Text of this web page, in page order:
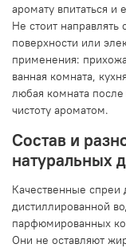
аромату впитаться и
Не стоит
поверхности или
применения:
ванная комната,
любая комната
чистоту ароматом.
Состав и
натуральных
Качественные спреи
дистиллированной
парфюмированных
Они не оставляют